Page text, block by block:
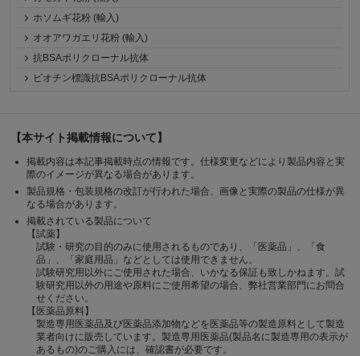
ホソムギ花粉 (輸入)
オオアワガエリ花粉 (輸入)
抗BSAポリクローナル抗体
ビオチン標識抗BSAポリクローナル抗体
【本サイト掲載情報について】
掲載内容は本記事掲載時点の情報です。仕様変更などにより製品内容と実
際のイメージが異なる場合があります。
製品規格・包装規格の改訂が行われた場合、画像と実際の製品の仕様が異
なる場合があります。
掲載されている製品について
【試薬】
試験・研究の目的のみに使用されるものであり、「医薬品」、「食
品」、「家庭用品」などとしては使用できません。
試験研究用以外にご使用された場合、いかなる保証も致しかねます。試
験研究用以外の用途や原料にご使用希望の場合、弊社営業部門にお問合
せください。
【医薬品原料】
製造専用医薬品及び医薬品添加物などを医薬品等の製造原料として製造
業者向けに販売しています。製造専用医薬品(製品名に製造専用の表示が
あるもの)のご購入には、確認書が必要です。